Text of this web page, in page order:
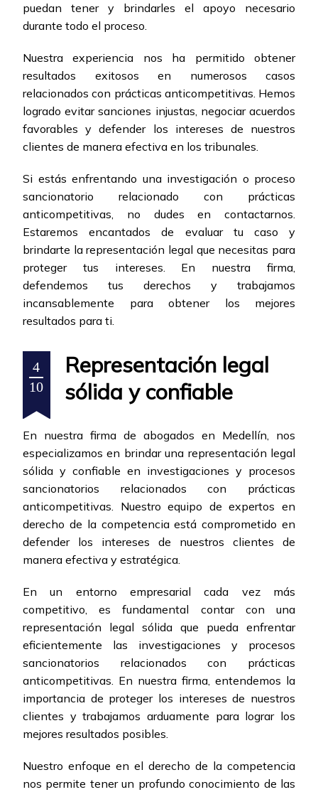
puedan tener y brindarles el apoyo necesario
durante todo el proceso.
Nuestra experiencia nos ha permitido obtener
resultados exitosos en numerosos casos
relacionados con prácticas anticompetitivas. Hemos
logrado evitar sanciones injustas, negociar acuerdos
favorables y defender los intereses de nuestros
clientes de manera efectiva en los tribunales.
Si estás enfrentando una investigación o proceso
sancionatorio relacionado con prácticas
anticompetitivas, no dudes en contactarnos.
Estaremos encantados de evaluar tu caso y
brindarte la representación legal que necesitas para
proteger tus intereses. En nuestra firma,
defendemos tus derechos y trabajamos
incansablemente para obtener los mejores
resultados para ti.
4
10
Representación legal
sólida y confiable
En nuestra firma de abogados en Medellín, nos
especializamos en brindar una representación legal
sólida y confiable en investigaciones y procesos
sancionatorios relacionados con prácticas
anticompetitivas. Nuestro equipo de expertos en
derecho de la competencia está comprometido en
defender los intereses de nuestros clientes de
manera efectiva y estratégica.
En un entorno empresarial cada vez más
competitivo, es fundamental contar con una
representación legal sólida que pueda enfrentar
eficientemente las investigaciones y procesos
sancionatorios relacionados con prácticas
anticompetitivas. En nuestra firma, entendemos la
importancia de proteger los intereses de nuestros
clientes y trabajamos arduamente para lograr los
mejores resultados posibles.
Nuestro enfoque en el derecho de la competencia
nos permite tener un profundo conocimiento de las